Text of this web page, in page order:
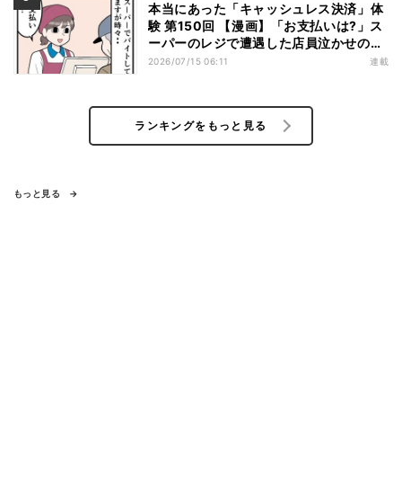
本当にあった「キャッシュレス決済」体
験 第150回 【漫画】「お支払いは?」ス
ーパーのレジで遭遇した店員泣かせの行
動とは……
2026/07/15 06:11 連載
ランキングをもっと見る
もっと見る